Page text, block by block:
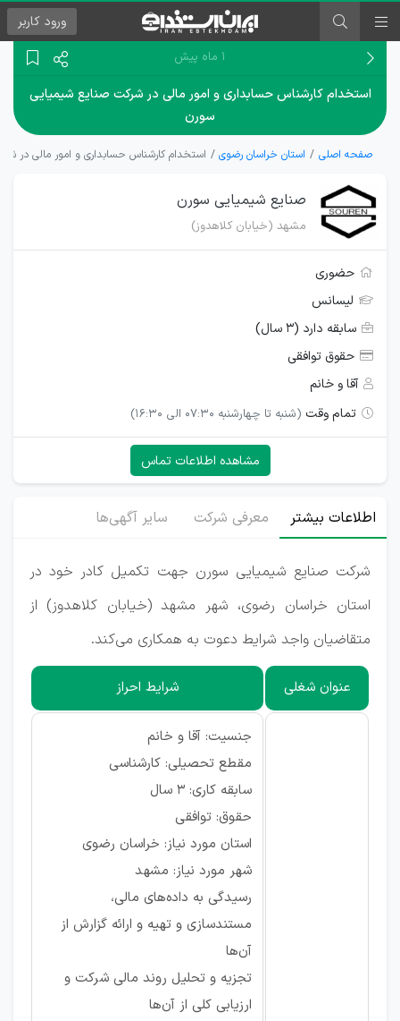
ورود کاربر
۱ ماه پیش
استخدام کارشناس حسابداری و امور مالی در شرکت صنایع شیمیایی
سورن
صفحه اصلی استان خراسان رضوی استخدام کارشناس حسابداری و امور مالی در
صنایع شیمیایی سورن
مشهد (خیابان کلاهدوز)
حضوری
لیسانس
سابقه دارد (۳ سال)
حقوق توافقی
آقا و خانم
تمام وقت (شنبه تا چهارشنبه 07:30 الی 16:30)
مشاهده اطلاعات تماس
اطلاعات بیشتر معرفی شرکت سایر آگهی‌ها
شرکت صنایع شیمیایی سورن جهت تکمیل کادر خود در
استان خراسان رضوی، شهر مشهد (خیابان کلاهدوز) از
متقاضیان واجد شرایط دعوت به همکاری می‌کند.
عنوان شغلی شرایط احراز
جنسیت: آقا و خانم
مقطع تحصیلی: کارشناسی
سابقه کاری: ۳ سال
حقوق: توافقی
استان مورد نیاز: خراسان رضوی
شهر مورد نیاز: مشهد
رسیدگی به داده‌های مالی،
مستندسازی و تهیه و ارائه گزارش از
آن‌ها
تجزیه و تحلیل روند مالی شرکت و
ارزیابی کلی از آن‌ها